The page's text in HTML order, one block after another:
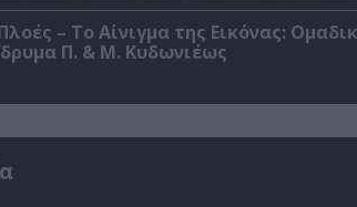
– Το Αίνιγμα της Εικόνας:
Π. & Μ. Κυδωνιέως